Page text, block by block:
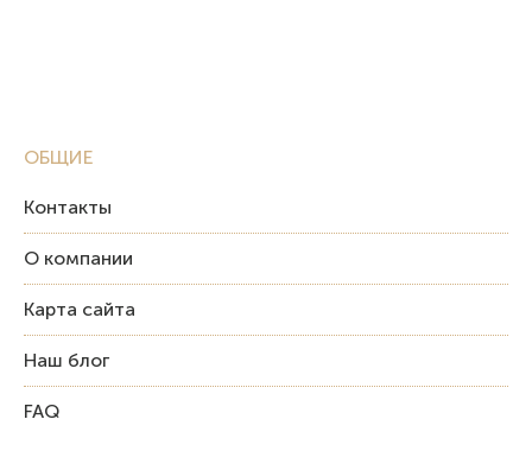
ОБЩИЕ
Контакты
О компании
Карта сайта
Наш блог
FAQ